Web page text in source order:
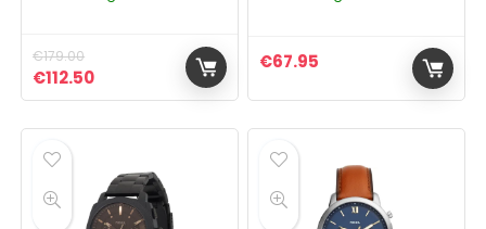
€179.00
Oorspronkelijke prijs was: €179.00.
€112.50Huidige prijs is: €112.50.
€67.95